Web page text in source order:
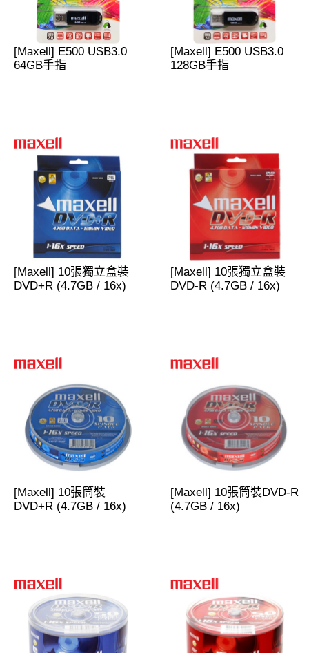
[Maxell] E500 USB3.0
64GB手指
[Maxell] E500 USB3.0
128GB手指
[Maxell] 10張獨立盒裝
DVD+R (4.7GB / 16x)
[Maxell] 10張獨立盒裝
DVD-R (4.7GB / 16x)
[Maxell] 10張筒裝
DVD+R (4.7GB / 16x)
[Maxell] 10張筒裝DVD-R
(4.7GB / 16x)